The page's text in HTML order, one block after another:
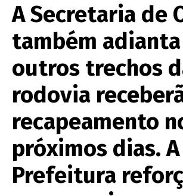
A Secretaria de
também
outros trechos
rodovia
recapeamento
próximos dias. A
Prefeitura